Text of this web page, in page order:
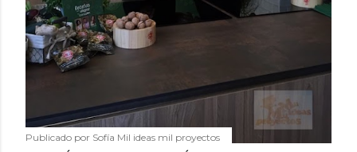
Publicado por Sofía Mil ideas mil proyectos